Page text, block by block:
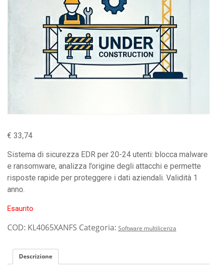
€ 33,74
Sistema di sicurezza EDR per 20-24 utenti: blocca malware
e ransomware, analizza l’origine degli attacchi e permette
risposte rapide per proteggere i dati aziendali. Validità 1
anno.
Esaurito
COD: KL4065XANFS Categoria: Software multilicenza
Descrizione